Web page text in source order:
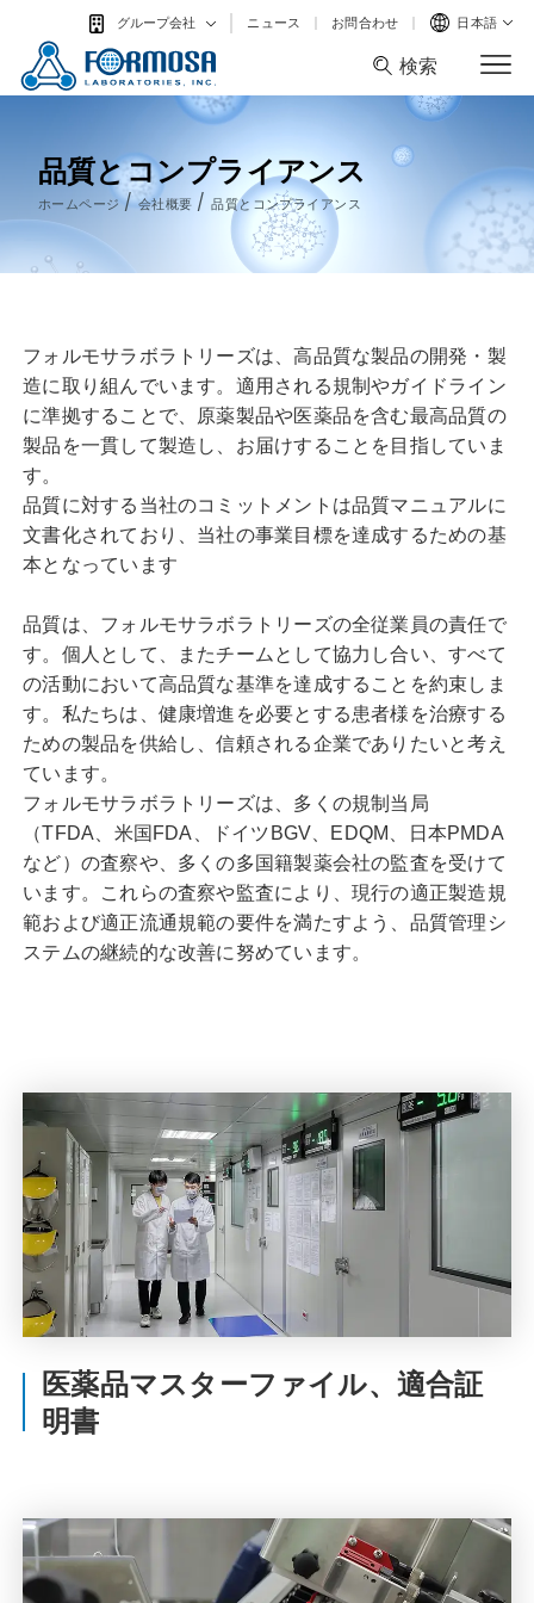
グループ会社 ニュース お問合わせ 日本語
検索
検索
品質とコンプライアンス
ホームページ/ 会社概要 / 品質とコンプライアンス
フォルモサラボラトリーズは、高品質な製品の開発・製
造に取り組んでいます。適用される規制やガイドライン
に準拠することで、原薬製品や医薬品を含む最高品質の
製品を一貫して製造し、お届けすることを目指していま
す。
品質に対する当社のコミットメントは品質マニュアルに
文書化されており、当社の事業目標を達成するための基
本となっています
品質は、フォルモサラボラトリーズの全従業員の責任で
す。個人として、またチームとして協力し合い、すべて
の活動において高品質な基準を達成することを約束しま
す。私たちは、健康増進を必要とする患者様を治療する
ための製品を供給し、信頼される企業でありたいと考え
ています。
フォルモサラボラトリーズは、多くの規制当局
（TFDA、米国FDA、ドイツBGV、EDQM、日本PMDA
など）の査察や、多くの多国籍製薬会社の監査を受けて
います。これらの査察や監査により、現行の適正製造規
範および適正流通規範の要件を満たすよう、品質管理シ
ステムの継続的な改善に努めています。
医薬品マスターファイル、適合証
明書